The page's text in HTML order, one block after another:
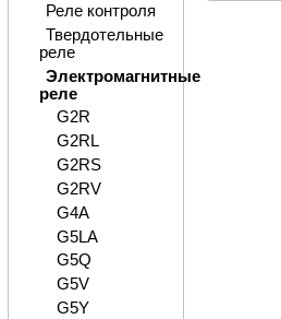
Реле контроля
Твердотельные
реле
Электромагнитные
реле
G2R
G2RL
G2RS
G2RV
G4A
G5LA
G5Q
G5V
G5Y